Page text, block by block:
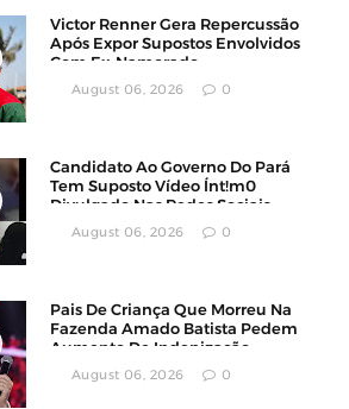
Victor Renner Gera Repercussão
Após Expor Supostos Envolvidos
Com Ex-Namorado
August 06, 2026 0
Candidato Ao Governo Do Pará
Tem Suposto Vídeo Ínt!m0
Divulgado Nas Redes Sociais
August 06, 2026 0
Pais De Criança Que Morreu Na
Fazenda Amado Batista Pedem
Aumento De Indenização
August 06, 2026 0